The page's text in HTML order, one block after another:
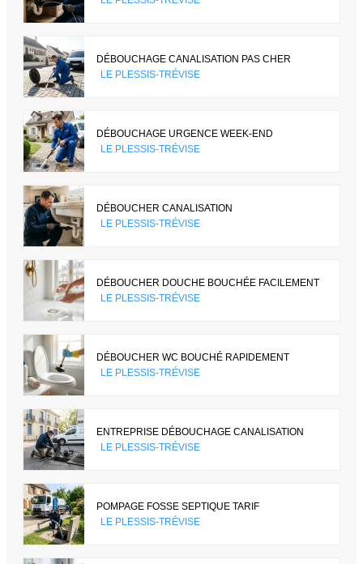
DÉBOUCHAGE CANALISATION PAS CHER
LE PLESSIS-TRÉVISE
DÉBOUCHAGE URGENCE WEEK-END
LE PLESSIS-TRÉVISE
DÉBOUCHER CANALISATION
LE PLESSIS-TRÉVISE
DÉBOUCHER DOUCHE BOUCHÉE FACILEMENT
LE PLESSIS-TRÉVISE
DÉBOUCHER WC BOUCHÉ RAPIDEMENT
LE PLESSIS-TRÉVISE
ENTREPRISE DÉBOUCHAGE CANALISATION
LE PLESSIS-TRÉVISE
POMPAGE FOSSE SEPTIQUE TARIF
LE PLESSIS-TRÉVISE